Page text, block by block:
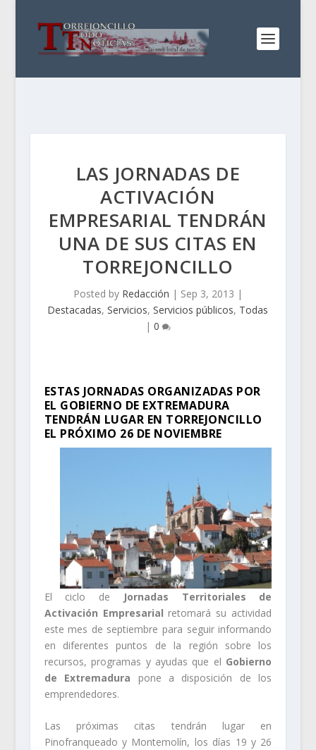
LAS JORNADAS DE
ACTIVACIÓN
EMPRESARIAL TENDRÁN
UNA DE SUS CITAS EN
TORREJONCILLO
Posted by Redacción | Sep 3, 2013 |
Destacadas,Servicios,Servicios públicos, Todas
| 0
ESTAS JORNADAS ORGANIZADAS POR
EL GOBIERNO DE EXTREMADURA
TENDRÁN LUGAR EN TORREJONCILLO
EL PRÓXIMO 26 DE NOVIEMBRE
El ciclo de
Jornadas Territoriales de
Activación Empresarial retomará su actividad
este mes de septiembre para seguir informando
en diferentes puntos de la región sobre los
recursos, programas y ayudas que el Gobierno
de Extremadura pone a disposición de los
emprendedores.
Las próximas citas tendrán lugar en
Pinofranqueado y Montemolín, los días 19 y 26